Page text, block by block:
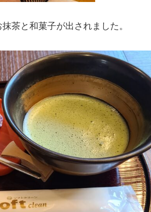
茶と和菓子が出されました。